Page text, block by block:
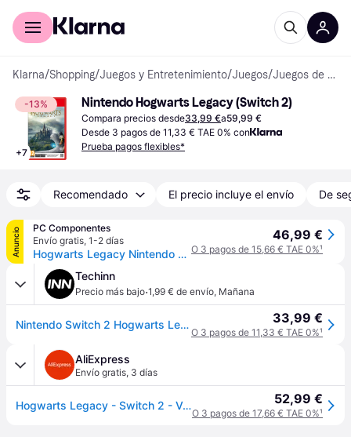
Comprar con Klarna
Klarna/Shopping/Juegos y Entretenimiento/Juegos/ Juegos de Nintendo Switch 2
-13%
+7
Nintendo Hogwarts Legacy (Switch 2)
Compara precios desde33,99 €a59,99 €
Desde 3 pagos de 11,33 € TAE 0% con
Prueba pagos flexibles*
Recomendado El precio incluye el envío De
Anuncio
PC Componentes
Envío gratis, 1-2 días
Hogwarts Legacy Nintendo Switch 2
46,99 €
O 3 pagos de 15,66 € TAE 0%¹
Techinn
Precio más bajo·1,99 € de envío, Mañana
Nintendo Switch 2 Hogwarts Legacy Code In The Box Multicolor 33,99 €
O 3 pagos de 11,33 € TAE 0%¹
AliExpress
Envío gratis, 3 días
Hogwarts Legacy - Switch 2 - Version ESPAÑA 52,99 €
O 3 pagos de 17,66 € TAE 0%¹